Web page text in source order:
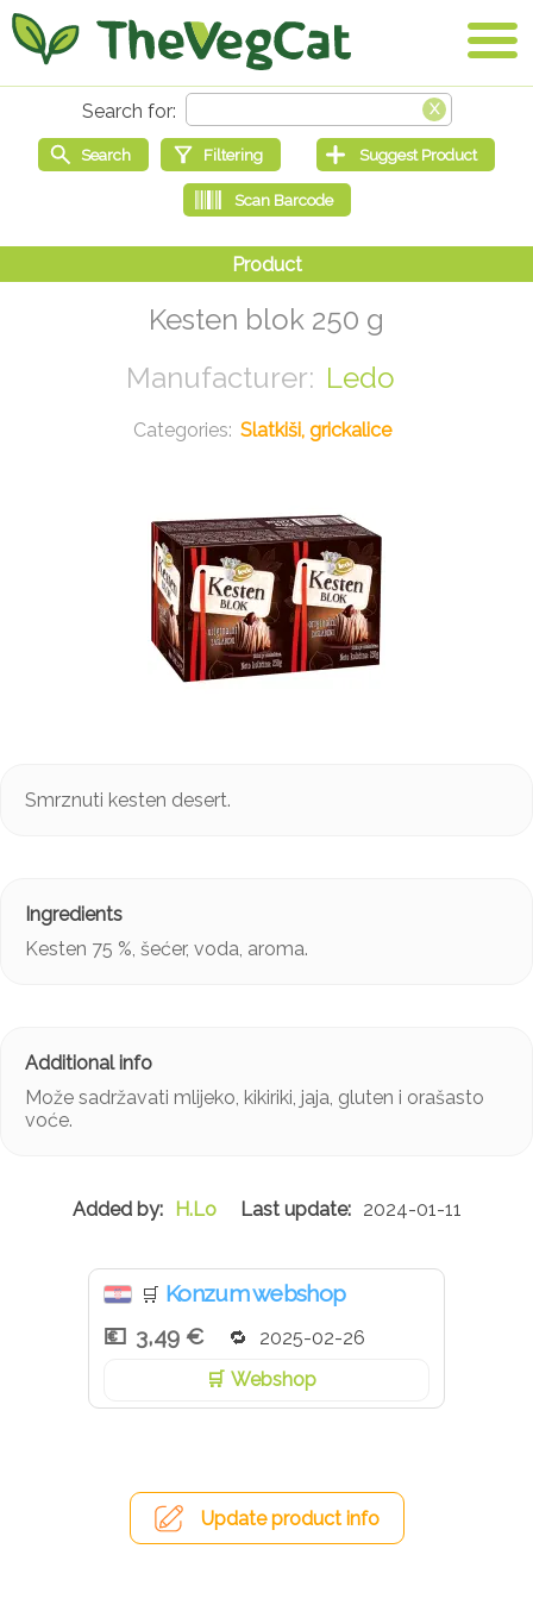
Kesten blok 250 g
Ledo
Slatkiši, grickalice
Smrznuti kesten desert.
Kesten 75 %, šećer, voda, aroma.
Može sadržavati mlijeko, kikiriki, jaja, gluten i orašasto
voće.
H.Lo 2024-01-11
🛒 Konzum webshop
3,49 €
2025-02-26
Webshop
Update product info